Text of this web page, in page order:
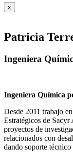
x
Patricia
Ingeniera
Ingeniera Química
Desde 2011 trabajo
Estratégicos de
proyectos de
relacionados con
dando soporte